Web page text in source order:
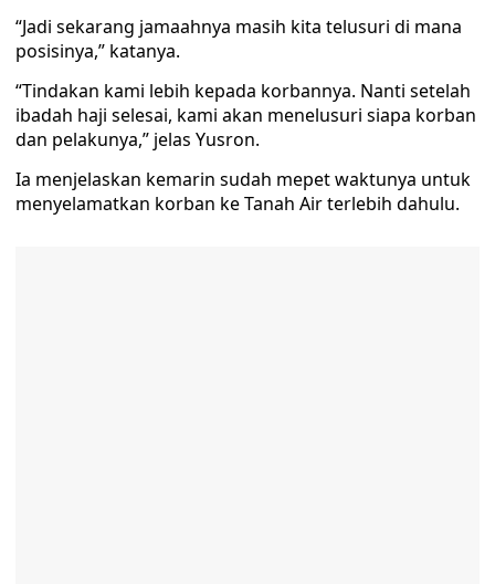
“Jadi sekarang jamaahnya masih kita telusuri di mana
posisinya,” katanya.
“Tindakan kami lebih kepada korbannya. Nanti setelah
ibadah haji selesai, kami akan menelusuri siapa korban
dan pelakunya,” jelas Yusron.
Ia menjelaskan kemarin sudah mepet waktunya untuk
menyelamatkan korban ke Tanah Air terlebih dahulu.